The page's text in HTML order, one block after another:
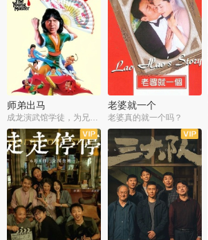
师弟出马
成龙演武馆学徒，为兄搏命战黑道
老婆就一个
老婆真的就一个吗？